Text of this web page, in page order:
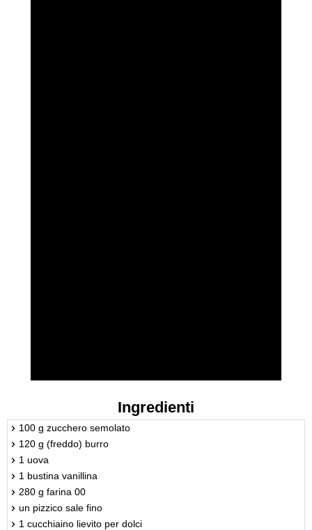
Ingredienti
100 g zucchero semolato
120 g (freddo) burro
1 uova
1 bustina vanillina
280 g farina 00
un pizzico sale fino
1 cucchiaino lievito per dolci